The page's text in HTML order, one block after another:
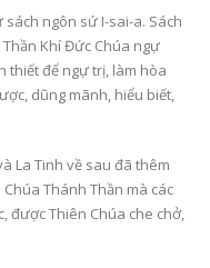
ngôn sứ I-sai-a. Sách
Khí Đức Chúa ngự
thiết để ngự trị, làm hòa
dũng mãnh, hiểu biết,
La Tinh về sau đã thêm
Thánh Thần mà các
Thiên Chúa che chở,
Người Công giáo và
tôn kính tổ tiên – Sự
gỡ giữa đức tin và đạo
Bàn thờ Công giáo
trong gia đình –
gian thiêng liêng